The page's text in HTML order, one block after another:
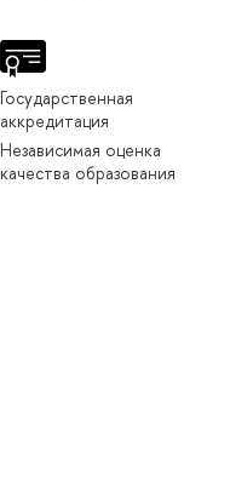
Государственная
аккредитация
Независимая оценка
качества образования